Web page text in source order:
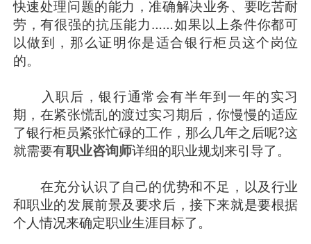
快速处理问题的能力，准确解决业务、要吃苦耐
劳，有很强的抗压能力……如果以上条件你都可
以做到，那么证明你是适合银行柜员这个岗位
的。
入职后，银行通常会有半年到一年的实习
期，在紧张慌乱的渡过实习期后，你慢慢的适应
了银行柜员紧张忙碌的工作，那么几年之后呢?这
就需要有职业咨询师详细的职业规划来引导了。
在充分认识了自己的优势和不足，以及行业
和职业的发展前景及要求后，接下来就是要根据
个人情况来确定职业生涯目标了。